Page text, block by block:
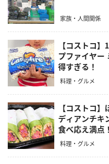
家族・人間関係
【コストコ
プファイヤー
得すぎる！
料理・グルメ
【コストコ
ディアンチキ
食べ応え満点！
料理・グルメ